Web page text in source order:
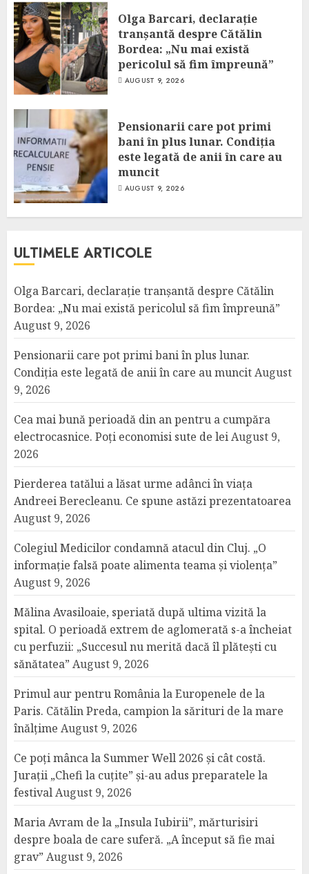
Olga Barcari, declarație
tranșantă despre Cătălin
Bordea: „Nu mai există
pericolul să fim împreună”
AUGUST 9, 2026
Pensionarii care pot primi
bani în plus lunar. Condiția
este legată de anii în care au
muncit
AUGUST 9, 2026
ULTIMELE ARTICOLE
Olga Barcari, declarație tranșantă despre Cătălin
Bordea: „Nu mai există pericolul să fim împreună”
August 9, 2026
Pensionarii care pot primi bani în plus lunar.
Condiția este legată de anii în care au muncitAugust
9, 2026
Cea mai bună perioadă din an pentru a cumpăra
electrocasnice. Poți economisi sute de leiAugust 9,
2026
Pierderea tatălui a lăsat urme adânci în viața
Andreei Berecleanu. Ce spune astăzi prezentatoarea
August 9, 2026
Colegiul Medicilor condamnă atacul din Cluj. „O
informație falsă poate alimenta teama și violența”
August 9, 2026
Mălina Avasiloaie, speriată după ultima vizită la
spital. O perioadă extrem de aglomerată s-a încheiat
cu perfuzii: „Succesul nu merită dacă îl plătești cu
sănătatea” August 9, 2026
Primul aur pentru România la Europenele de la
Paris. Cătălin Preda, campion la sărituri de la mare
înălțime August 9, 2026
Ce poți mânca la Summer Well 2026 și cât costă.
Jurații „Chefi la cuțite” și-au adus preparatele la
festivalAugust 9, 2026
Maria Avram de la „Insula Iubirii”, mărturisiri
despre boala de care suferă. „A început să fie mai
grav” August 9, 2026